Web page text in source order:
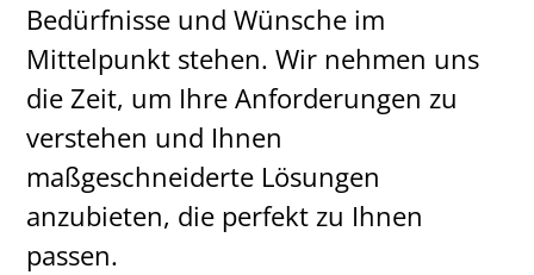
Bedürfnisse und Wünsche im
Mittelpunkt stehen. Wir nehmen uns
die Zeit, um Ihre Anforderungen zu
verstehen und Ihnen
maßgeschneiderte Lösungen
anzubieten, die perfekt zu Ihnen
passen.